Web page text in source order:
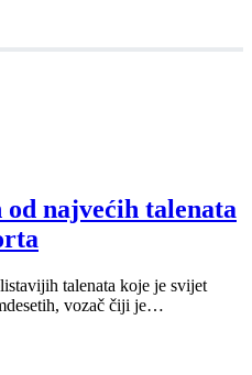
najvećih talenata
talenata koje je svijet
vozač čiji je…